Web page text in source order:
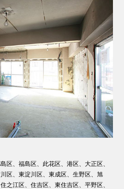
区、福島区、此花区、港区、大正区、
区、東淀川区、東成区、生野区、旭
之江区、住吉区、東住吉区、平野区、